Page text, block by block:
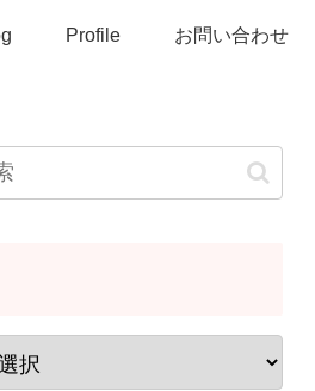
Profile お問い合わせ